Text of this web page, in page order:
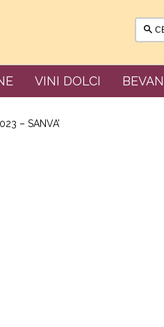
VINI DOLCI
– SANVA’